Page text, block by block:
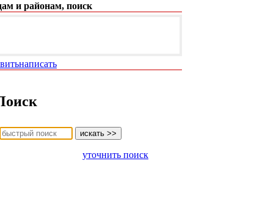
и районам, поиск
написать
уточнить поиск